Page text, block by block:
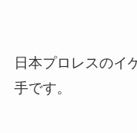
日本プロレスのイ
手です。